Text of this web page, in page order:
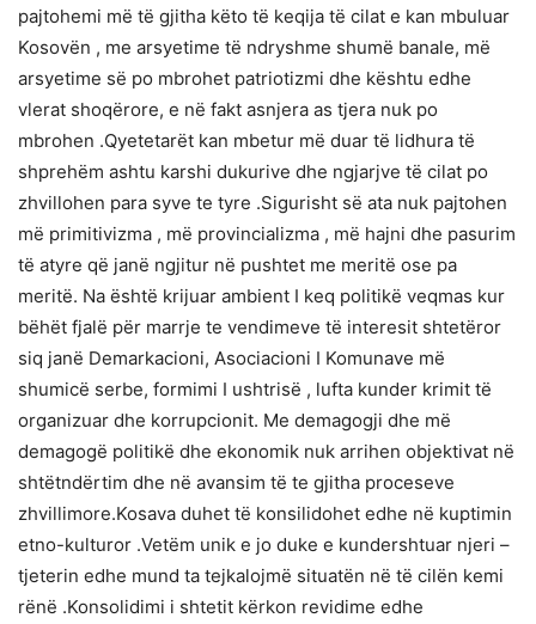
pajtohemi më të gjitha këto të keqija të cilat e kan mbuluar
Kosovën , me arsyetime të ndryshme shumë banale, më
arsyetime së po mbrohet patriotizmi dhe kështu edhe
vlerat shoqërore, e në fakt asnjera as tjera nuk po
mbrohen .Qyetetarët kan mbetur më duar të lidhura të
shprehëm ashtu karshi dukurive dhe ngjarjve të cilat po
zhvillohen para syve te tyre .Sigurisht së ata nuk pajtohen
më primitivizma , më provincializma , më hajni dhe pasurim
të atyre që janë ngjitur në pushtet me meritë ose pa
meritë. Na është krijuar ambient I keq politikë veqmas kur
bëhët fjalë për marrje te vendimeve të interesit shtetëror
siq janë Demarkacioni, Asociacioni I Komunave më
shumicë serbe, formimi I ushtrisë , lufta kunder krimit të
organizuar dhe korrupcionit. Me demagogji dhe më
demagogë politikë dhe ekonomik nuk arrihen objektivat në
shtëtndërtim dhe në avansim të te gjitha proceseve
zhvillimore.Kosava duhet të konsilidohet edhe në kuptimin
etno-kulturor .Vetëm unik e jo duke e kundershtuar njeri –
tjeterin edhe mund ta tejkalojmë situatën në të cilën kemi
rënë .Konsolidimi i shtetit kërkon revidime edhe